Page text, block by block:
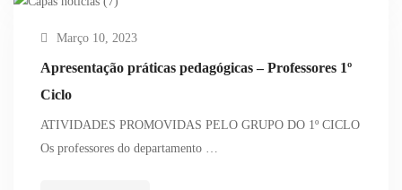
Março 10, 2023
Apresentação práticas pedagógicas – Professores 1º
Ciclo
ATIVIDADES PROMOVIDAS PELO GRUPO DO 1º CICLO
Os professores do departamento …